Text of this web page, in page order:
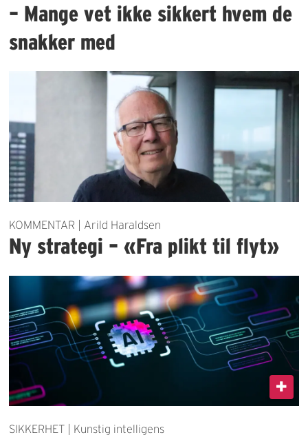
– Mange vet ikke sikkert hvem de
snakker med
KOMMENTAR | Arild Haraldsen
Ny strategi – «Fra plikt til flyt»
SIKKERHET | Kunstig intelligens